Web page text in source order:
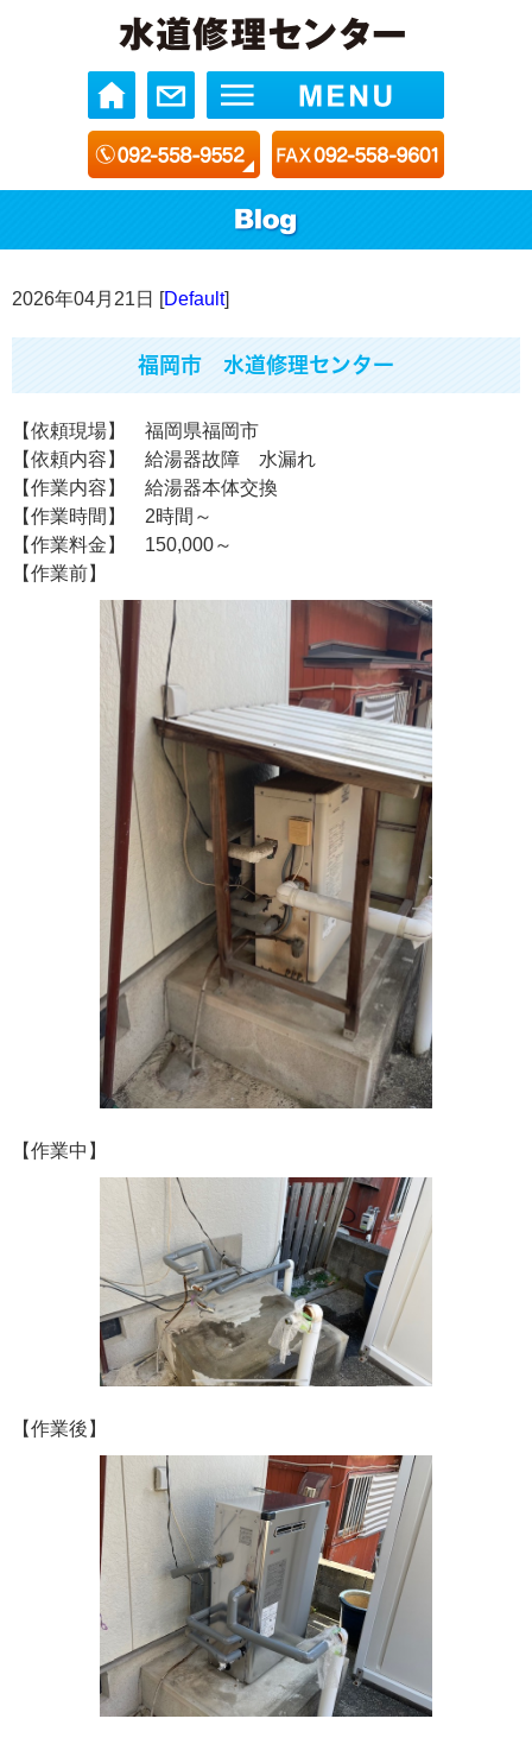
2026年04月21日 [Default]
福岡市 水道修理センター
【依頼現場】 福岡県福岡市
【依頼内容】 給湯器故障 水漏れ
【作業内容】 給湯器本体交換
【作業時間】 2時間～
【作業料金】 150,000～
【作業前】
【作業中】
【作業後】